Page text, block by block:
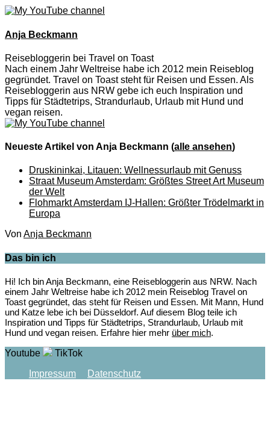
tabs
content
Anja Beckmann
Reisebloggerin bei Travel on Toast
Nach einem Jahr Weltreise habe ich 2012 mein Reiseblog
gegründet. Travel on Toast steht für Reisen und Essen. Als
Reisebloggerin aus NRW gebe ich euch Inspiration und
Tipps für Städtetrips, Strandurlaub, Urlaub mit Hund und
vegan reisen.
Neueste Artikel von Anja Beckmann (alle ansehen)
Druskininkai, Litauen: Wellnessurlaub mit Genuss
Straat Museum Amsterdam: Größtes Street Art Museum
der Welt
Flohmarkt Amsterdam IJ-Hallen: Größter Trödelmarkt in
Europa
Von Anja Beckmann
Das bin ich
Hi! Ich bin Anja Beckmann, eine Reisebloggerin aus NRW. Nach
einem Jahr Weltreise habe ich 2012 mein Reiseblog Travel on
Toast gegründet, das steht für Reisen und Essen. Mit Mann, Hund
und Katze lebe ich bei Düsseldorf. Auf diesem Blog teile ich
Inspiration und Tipps für Städtetrips, Strandurlaub, Urlaub mit
Hund und vegan reisen. Erfahre hier mehr über mich.
Youtube
TikTok
Impressum
Datenschutz